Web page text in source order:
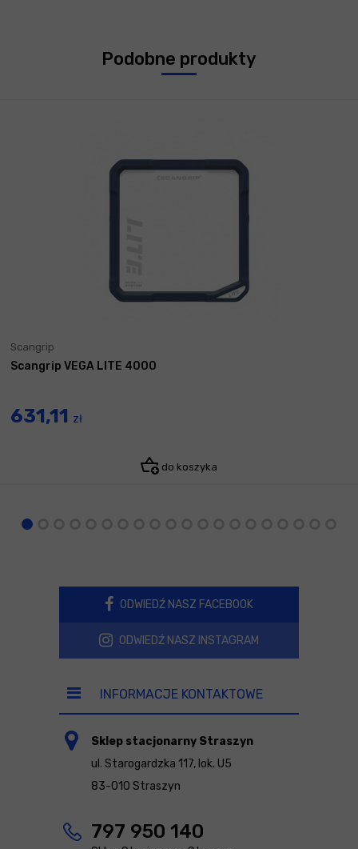
Podobne produkty
Scangrip
Scangrip VEGA LITE 4000
631,11 zł
do koszyka
ODWIEDŹ NASZ FACEBOOK
ODWIEDŹ NASZ INSTAGRAM
INFORMACJE KONTAKTOWE
Sklep stacjonarny Straszyn
ul. Starogardzka 117, lok. U5
83-010 Straszyn
797 950 140